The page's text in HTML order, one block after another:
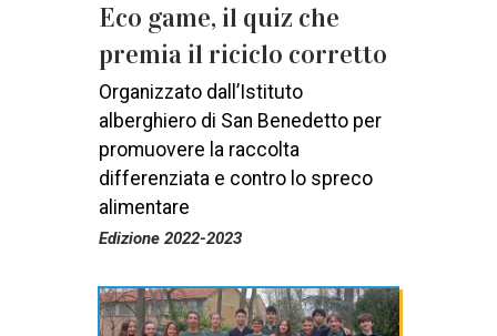
Eco game, il quiz che
premia il riciclo corretto
Organizzato dall’Istituto
alberghiero di San Benedetto per
promuovere la raccolta
differenziata e contro lo spreco
alimentare
Edizione 2022-2023